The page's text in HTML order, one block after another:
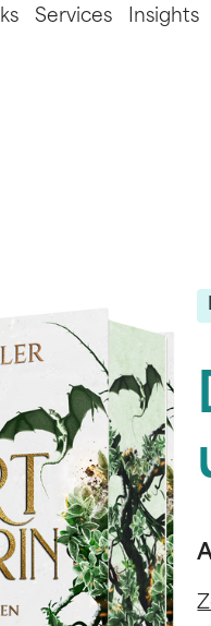
Services Insights